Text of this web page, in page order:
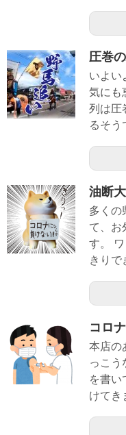
圧巻
いよい
気にも
列は圧
るそ
油断
多くの
て、お
す。
きりで
コロ
本店の
っこう
を書い
けてき